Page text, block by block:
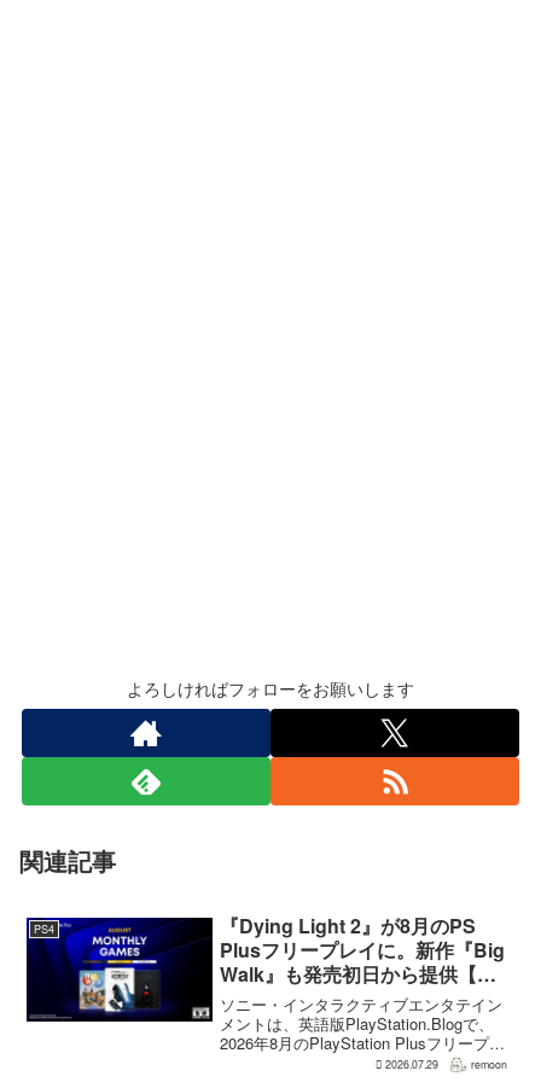
よろしければフォローをお願いします
関連記事
PS4
『Dying Light 2』が8月のPS
Plusフリープレイに。新作『Big
Walk』も発売初日から提供【海
外発表】
ソニー・インタラクティブエンタテイン
メントは、英語版PlayStation.Blogで、
2026年8月のPlayStation Plusフリープレ
イとして『Dying Light 2 Stay Human:
2026.07.29 remoon